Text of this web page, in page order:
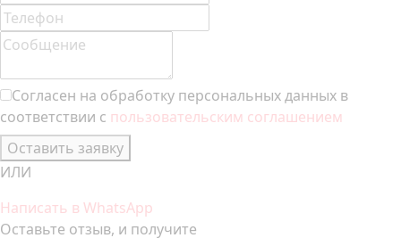
Согласен на обработку персональных данных в
соответствии с пользовательским соглашением
Оставить заявку
ИЛИ
Написать в WhatsApp
Оставьте отзыв, и получите